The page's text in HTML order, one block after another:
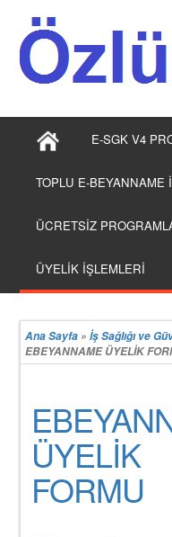
E-SGK V4
TOPLU E-BEYANNAME
ÜCRETSİZ
ÜYELİK İŞLEMLERİ
Ana Sayfa »İş Sağlığı ve
EBEYANNAME ÜYELİK
ÜYELİK
FORMU